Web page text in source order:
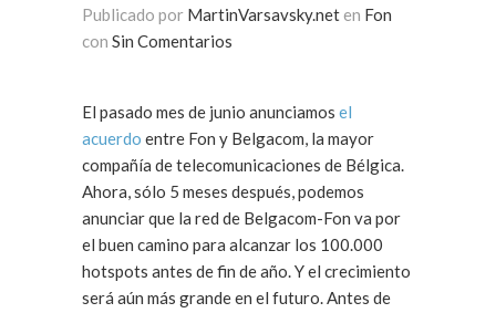
Publicado por MartinVarsavsky.net en Fon
con Sin Comentarios
El pasado mes de junio anunciamos el
acuerdo entre Fon y Belgacom, la mayor
compañía de telecomunicaciones de Bélgica.
Ahora, sólo 5 meses después, podemos
anunciar que la red de Belgacom-Fon va por
el buen camino para alcanzar los 100.000
hotspots antes de fin de año. Y el crecimiento
será aún más grande en el futuro. Antes de